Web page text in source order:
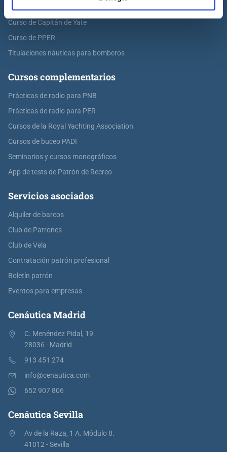
Curso de Patrón de Yate
Curso de Capitán de Yate
Curso de PPER
Titulaciones náuticas para bomberos
Cursos complementarios
Prácticas de radio para PNB
Prácticas de radio para PER
Cursos de la Royal Yachting Association
Cursos de buceo PADI
Seminarios y cursos monográficos
App de tests de Patrón de Recreo
Servicios asociados
Alquiler de barcos
Club de Patrones
Club de Vela
Contratación patrón profesional
Boletín patrón
Eventos para empresas
Cenáutica Madrid
C. Menéndez Pidal, 19.
28036 - Madrid
913 451 274
info@cenautica.com
652 907 806
Cenáutica Sevilla
Av de la Raza, 1 A. Módulo 8.
41012 - Sevilla